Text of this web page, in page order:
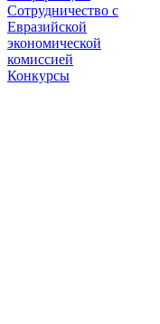
Сотрудничество с
Евразийской
экономической
комиссией
Конкурсы